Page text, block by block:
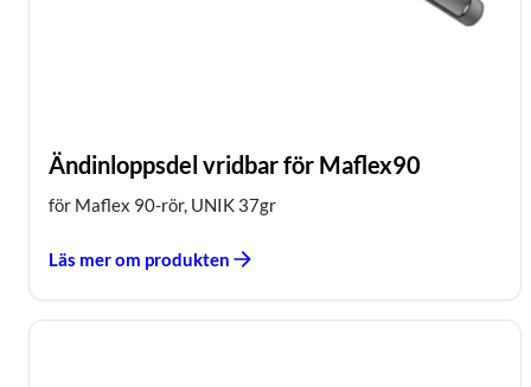
Ändinloppsdel vridbar för Maflex90
för Maflex 90-rör, UNIK 37gr
Läs mer om produkten